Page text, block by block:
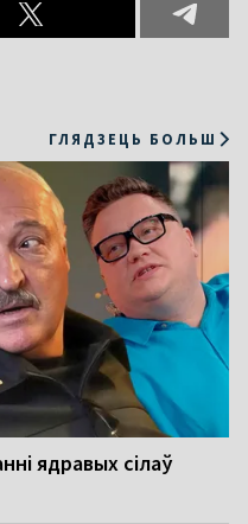
ГЛЯДЗЕЦЬ БОЛЬШ
ядравых сілаў